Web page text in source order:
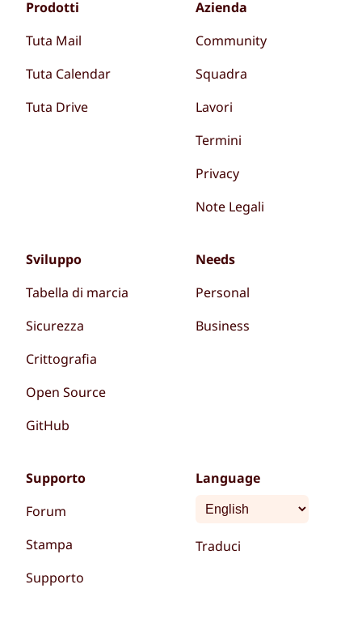
Prodotti
Tuta Mail
Tuta Calendar
Tuta Drive
Azienda
Community
Squadra
Lavori
Termini
Privacy
Note Legali
Sviluppo
Tabella di marcia
Sicurezza
Crittografia
Open Source
GitHub
Needs
Personal
Business
Supporto
Forum
Stampa
Supporto
Language
Traduci